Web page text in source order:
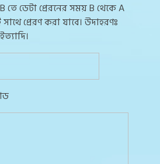
তে ডেটা প্রেরনের সময় B থেকে A
প্রেরণ করা যাবে। উদাহরণঃ